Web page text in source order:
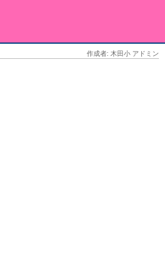
作成者: 木田小 アドミン